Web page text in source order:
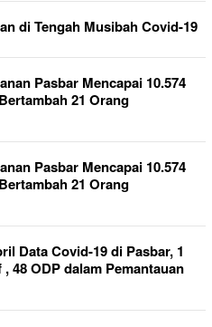
di Tengah Musibah Covid-19
Pasbar Mencapai 10.574
21 Orang
Pasbar Mencapai 10.574
21 Orang
Data Covid-19 di Pasbar, 1
48 ODP dalam Pemantauan